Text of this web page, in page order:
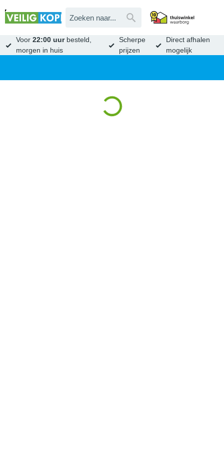
Voor22:00 uurbesteld,
morgen in huis
Scherpe
prijzen
Direct afhalen
mogelijk